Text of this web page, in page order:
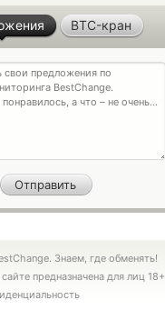
BTC-кран
Знаем, где обменять!
предназначена для лиц 18+